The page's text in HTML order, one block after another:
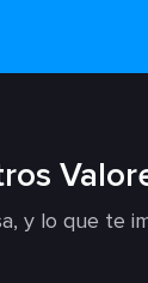
y lo que te